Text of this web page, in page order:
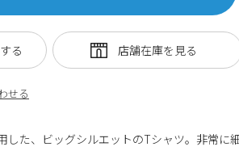
せる
る
した、ビッグシルエットのTシャツ。非常に